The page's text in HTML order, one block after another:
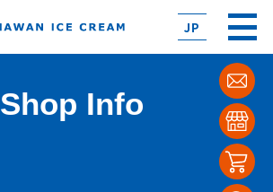
JP
Shop Info